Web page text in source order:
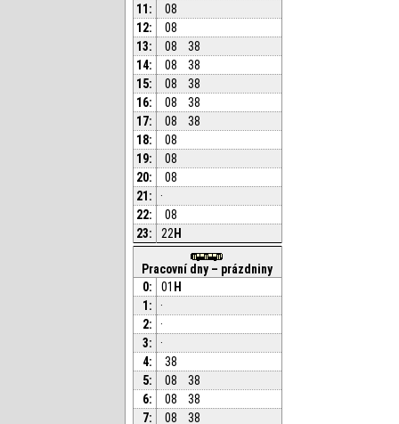
11:
08
12:
08
13:
08
38
14:
08
38
15:
08
38
16:
08
38
17:
08
38
18:
08
19:
08
20:
08
21:
·
22:
08
23:
22 H
Pracovní dny – prázdniny
0:
01 H
1:
·
2:
·
3:
·
4:
38
5:
08
38
6:
08
38
7:
08
38